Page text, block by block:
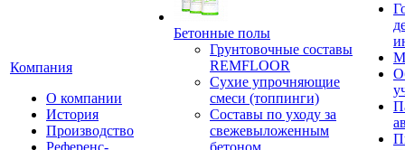
Компания
О компании
История
Производство
Референс-
Бетонные полы
Грунтовочные составы
REMFLOOR
Сухие упрочняющие
смеси (топпинги)
Составы по уходу за
свежевыложенным
бетоном